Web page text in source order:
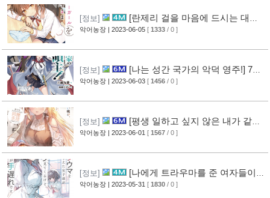
[정보]
[란제리 걸을 마음에 드시는 대로]
5권 표지
악어농장 | 2023-06-05 [ 1333 / 0 ]
[정보]
[나는 성간 국가의 악덕 영주!] 7권
표지
악어농장 | 2023-06-03 [ 1456 / 0 ]
[정보]
[평생 일하고 싶지 않은 내가 같은
반 인기 아이돌의 눈에 들면] 4권 표지
악어농장 | 2023-06-01 [ 1567 / 0 ]
[정보]
[나에게 트라우마를 준 여자들이
힐끗힐끗 쳐다 보는데, 아쉽게도 이미 늦었습니
악어농장 | 2023-05-31 [ 1830 / 0 ]